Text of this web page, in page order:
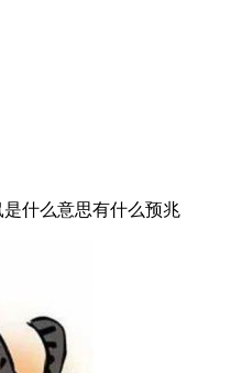
什么意思有什么预兆